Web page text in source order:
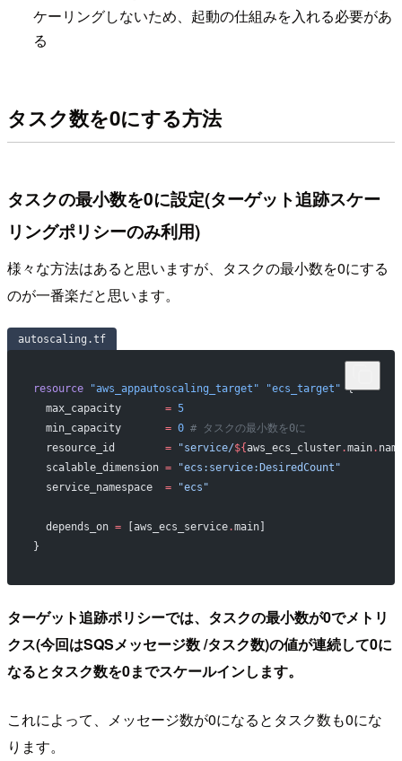
ケーリングしないため、起動の仕組みを入れる必要があ
る
タスク数を0にする方法
タスクの最小数を0に設定(ターゲット追跡スケー
リングポリシーのみ利用)
様々な方法はあると思いますが、タスクの最小数を0にする
のが一番楽だと思います。
autoscaling.tf
resource "aws_appautoscaling_target" "ecs_target" {
  max_capacity
       =
5
  min_capacity
       =
0 # タスクの最小数を0に
  resource_id
        =
"service/${aws_ecs_cluster.main.
  scalable_dimension
= "ecs:service:DesiredCount"
  service_namespace
  =
"ecs"
  depends_on
= [aws_ecs_service.main]
}
ターゲット追跡ポリシーでは、タスクの最小数が0でメトリ
クス(今回はSQSメッセージ数 /タスク数)の値が連続して0に
なるとタスク数を0までスケールインします。
これによって、メッセージ数が0になるとタスク数も0にな
ります。